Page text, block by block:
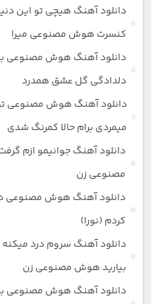
دانلود آهنگ هیچی تو این
کنسرت هوش مصنوعی میرا
دانلود آهنگ هوش مصنوعی
دلدادگی گل عشق همدرد
دانلود آهنگ هوش مصنوعی
میمردی برام حالا کمرنگ شدی
دانلود آهنگ جوانیمو ازم
مصنوعی زن
دانلود آهنگ هوش مصنوعی
کردم (نورا)
دانلود آهنگ سروم درد میکنه
بیارید هوش مصنوعی زن
دانلود آهنگ هوش مصنوعی